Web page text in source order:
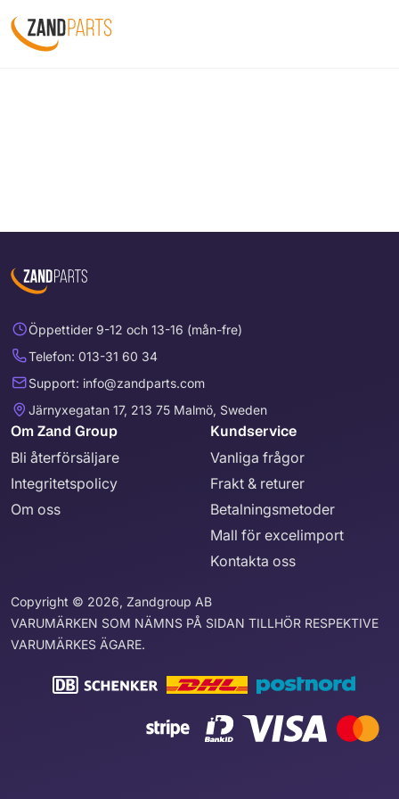
Öppettider 9-12 och 13-16 (mån-fre)
Telefon: 013-31 60 34
Support: info@zandparts.com
Järnyxegatan 17, 213 75 Malmö, Sweden
Om Zand Group
Bli återförsäljare
Integritetspolicy
Om oss
Kundservice
Vanliga frågor
Frakt & returer
Betalningsmetoder
Mall för excelimport
Kontakta oss
Copyright © 2026, Zandgroup AB
VARUMÄRKEN SOM NÄMNS PÅ SIDAN TILLHÖR RESPEKTIVE
VARUMÄRKES ÄGARE.